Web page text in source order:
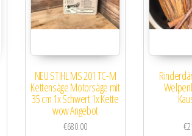
NEU STIHL MS 201 TC-M
Kettensäge Motorsäge mit
35 cm 1x Schwert 1x Kette
wow Angebot
€680.00 €